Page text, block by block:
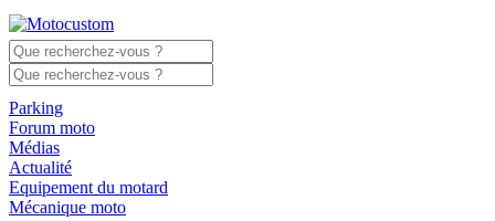
Parking
Forum moto
Médias
Actualité
Equipement du motard
Mécanique moto